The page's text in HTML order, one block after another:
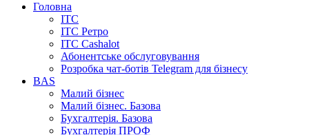
Головна
ІТС
ІТС Ретро
ІТС Cashalot
Абонентське обслуговування
Розробка чат-ботів Telegram для бізнесу
BAS
Малий бізнес
Малий бізнес. Базова
Бухгалтерія. Базова
Бухгалтерія ПРОФ